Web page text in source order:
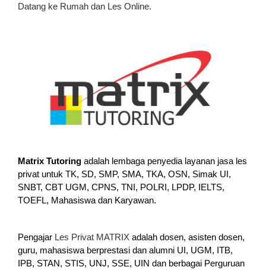
Datang ke Rumah dan Les Online.
Matrix Tutoring adalah lembaga penyedia layanan jasa les
privat untuk TK, SD, SMP, SMA, TKA, OSN, Simak UI,
SNBT, CBT UGM, CPNS, TNI, POLRI, LPDP, IELTS,
TOEFL, Mahasiswa dan Karyawan.
Pengajar Les Privat MATRIX adalah dosen, asisten dosen,
guru, mahasiswa berprestasi dan alumni UI, UGM, ITB,
IPB, STAN, STIS, UNJ, SSE, UIN dan berbagai Perguruan